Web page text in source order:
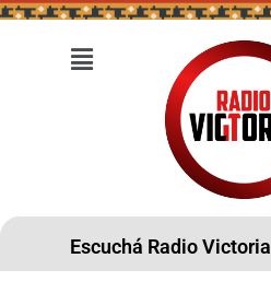
Escuchá Radio Victoria